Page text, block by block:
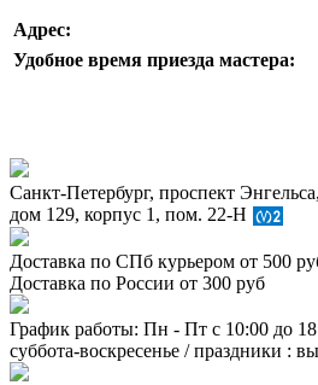
Адрес:
Удобное время приезда мастера:
Санкт-Петербург, проспект Энгельса,
дом 129, корпус 1, пом. 22-Н
Доставка по СПб курьером от 500
Доставка по России от 300 руб
График работы: Пн - Пт с 10:00 до
суббота-воскресенье / праздники :